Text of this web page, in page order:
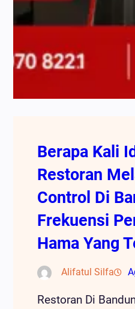
Berapa Kali
Restoran
Control Di
Frekuensi
Hama Yang
Alifatul Silfa
Restoran Di